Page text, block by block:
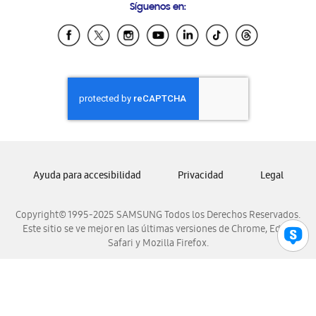
Samsung Ecuador
Samsung El Salvador
Samsung Honduras
Samsung Nicaragua
Samsung Panamá
Samsung Venezuela
Síguenos en:
Copyright© 1995-2025 SAMSUNG Todos los Derechos Reservados.
Este sitio se ve mejor en las últimas versiones de Chrome, Edge,
Safari y Mozilla Firefox.
Ayuda para accesibilidad Privacidad Legal